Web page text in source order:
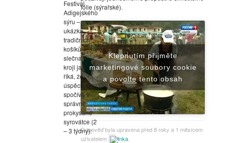
fólie (sýrařské).
Festival
Adigejského
sýru –
ukázka
tradičních
košíků +
slečna v
kroji jasně
říká, že
úspěch sýru
spočívá v
správně
prokysané
syrovátce (2
– 3 týdny):
Klepnutím přijměte
marketingové soubory cookie
a povolte tento obsah
Odpověď byla upravena před 8 roky a 1 měsícem
uživatelem
Inka